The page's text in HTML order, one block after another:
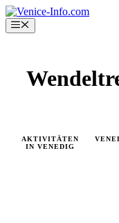
Skip
to
content
Menu
AKTIVITÄTEN
IN VENEDIG